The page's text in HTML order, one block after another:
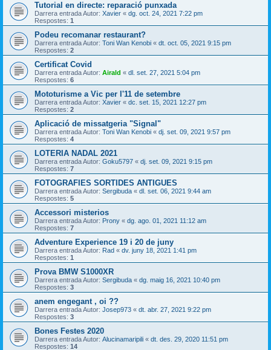
Tutorial en directe: reparació punxada
Darrera entrada Autor: Xavier « dg. oct. 24, 2021 7:22 pm
Respostes: 1
Podeu recomanar restaurant?
Darrera entrada Autor: Toni Wan Kenobi « dt. oct. 05, 2021 9:15 pm
Respostes: 2
Certificat Covid
Darrera entrada Autor: Airald « dl. set. 27, 2021 5:04 pm
Respostes: 6
Mototurisme a Vic per l'11 de setembre
Darrera entrada Autor: Xavier « dc. set. 15, 2021 12:27 pm
Respostes: 2
Aplicació de missatgeria "Signal"
Darrera entrada Autor: Toni Wan Kenobi « dj. set. 09, 2021 9:57 pm
Respostes: 4
LOTERIA NADAL 2021
Darrera entrada Autor: Goku5797 « dj. set. 09, 2021 9:15 pm
Respostes: 7
FOTOGRAFIES SORTIDES ANTIGUES
Darrera entrada Autor: Sergibuda « dl. set. 06, 2021 9:44 am
Respostes: 5
Accessori misterios
Darrera entrada Autor: Prony « dg. ago. 01, 2021 11:12 am
Respostes: 7
Adventure Experience 19 i 20 de juny
Darrera entrada Autor: Rad « dv. juny 18, 2021 1:41 pm
Respostes: 1
Prova BMW S1000XR
Darrera entrada Autor: Sergibuda « dg. maig 16, 2021 10:40 pm
Respostes: 3
anem engegant , oi ??
Darrera entrada Autor: Josep973 « dt. abr. 27, 2021 9:22 pm
Respostes: 3
Bones Festes 2020
Darrera entrada Autor: Alucinamaripili « dt. des. 29, 2020 11:51 pm
Respostes: 14